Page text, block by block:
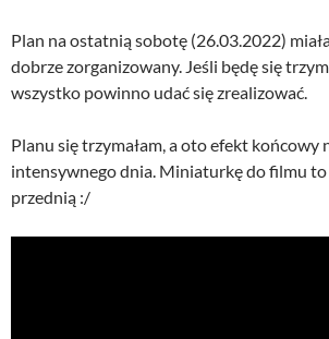
Plan na ostatnią sobotę (26.03.2022)
dobrze zorganizowany. Jeśli będę się
wszystko powinno udać się zrealizować.
Planu się trzymałam, a oto efekt końcowy
intensywnego dnia. Miniaturkę do filmu to
przednią :/